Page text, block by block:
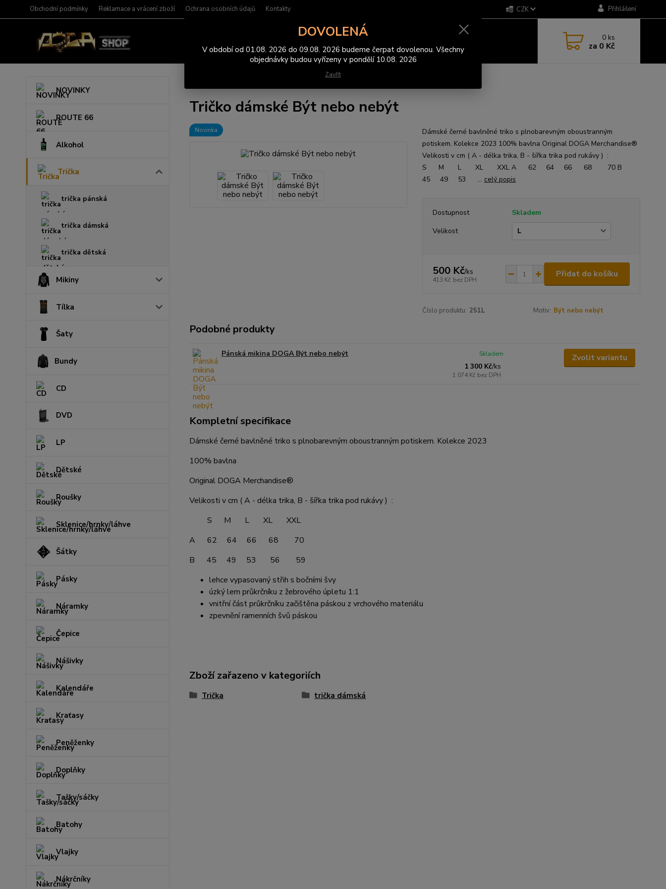
Obchodní podmínky Reklamace a vrácení zboží Ochrana osobních údajů Kontakty CZK Přihlášení
0 ks
za 0 Kč
NOVINKY
ROUTE 66
Alkohol
Trička
trička pánská
trička dámská
trička dětská
Mikiny
Tílka
Šaty
Bundy
CD
DVD
LP
Dětské
Roušky
Sklenice/hrnky/láhve
Šátky
Pásky
Náramky
Čepice
Nášivky
Kalendáře
Kraťasy
Peněženky
Doplňky
Tašky/sáčky
Batohy
Vlajky
Nákrčníky
Tričko dámské Být nebo nebýt
Novinka
Dámské černé bavlněné triko s plnobarevným oboustranným
potiskem. Kolekce 2023 100% bavlna Original DOGA Merchandise®
Velikosti v cm ( A - délka trika, B - šířka trika pod rukávy ) :
S M L XL XXL A 62 64 66 68 70 B
45 49 53 ... celý popis
Dostupnost
Skladem
Velikost
500 Kč/ks
413 Kč bez DPH
Přidat do košíku
Číslo produktu: 251L Motiv: Být nebo nebýt
Podobné produkty
Pánská mikina DOGA Být nebo nebýt
1 300 Kč/ks
1 074 Kč bez DPH
Skladem Zvolit variantu
Kompletní specifikace
Dámské černé bavlněné triko s plnobarevným oboustranným potiskem. Kolekce 2023
100% bavlna
Original DOGA Merchandise®
Velikosti v cm ( A - délka trika, B - šířka trika pod rukávy ) :
S M L XL XXL
A 62 64 66 68 70
B 45 49 53 56 59
lehce vypasovaný střih s bočními švy
úzký lem průkrčníku z žebrového úpletu 1:1
vnitřní část průkrčníku začištěna páskou z vrchového materiálu
zpevnění ramenních švů páskou
Zboží zařazeno v kategoriích
Trička trička dámská
DOVOLENÁ
V období od 01.08. 2026 do 09.08. 2026 budeme čerpat dovolenou. Všechny
objednávky budou vyřízeny v pondělí 10.08. 2026
Zavřít